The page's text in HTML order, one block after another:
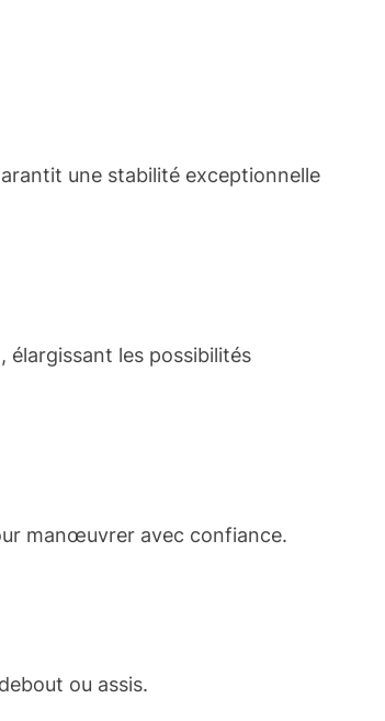
une stabilité exceptionnelle
élargissant les possibilités
manœuvrer avec confiance.
ou assis.